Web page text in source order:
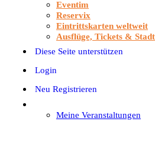
Eventim
Reservix
Eintrittskarten weltweit
Ausflüge, Tickets &
Diese Seite unterstützen
Login
Neu Registrieren
Meine Veranstaltungen